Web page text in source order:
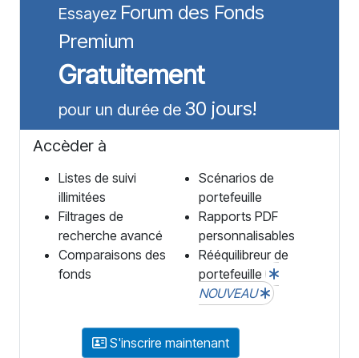
Essayez Forum des Fonds
Premium
Gratuitement
pour un durée de 30 jours!
Accèder à
Listes de suivi
illimitées
Filtrages de
recherche avancé
Comparaisons des
fonds
Scénarios de
portefeuille
Rapports PDF
personnalisables
Rééquilibreur de
portefeuille
NOUVEAU
S'inscrire maintenant